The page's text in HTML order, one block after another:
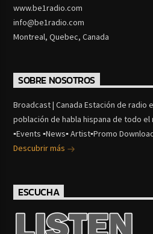
www.be1radio.com
info@be1radio.com
Montreal, Quebec, Canada
SOBRE NOSOTROS
Broadcast | Canada Estación de radio
población de habla hispana de todo el
▪Events ▪News▪ Artist▪Promo
Descubrir más
ESCUCHA